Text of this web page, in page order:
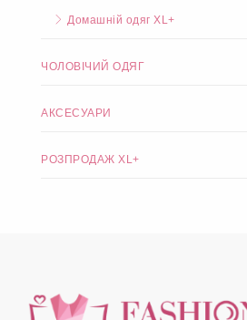
Домашній одяг XL+
ЧОЛОВІЧИЙ ОДЯГ
АКСЕСУАРИ
РОЗПРОДАЖ XL+